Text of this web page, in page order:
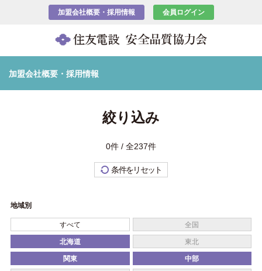
加盟会社概要・採用情報 会員ログイン
加盟会社概要・採用情報
絞り込み
0件 / 全237件
条件をリセット
地域別
すべて 全国
北海道 東北
関東 中部